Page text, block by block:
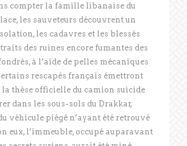
compter la famille libanaise du
les sauveteurs découvrent un
les cadavres et les blessés
des ruines encore fumantes des
à l’aide de pelles mécaniques
rescapés français émettront
la thèse officielle du camion suicide
dans les sous-sols du Drakkar,
véhicule piégé n’ayant été retrouvé
eux, l’immeuble, occupé auparavant